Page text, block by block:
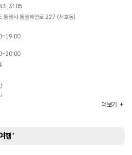
3105
통영시 통영해안로 227 (서호동)
더보기
행'